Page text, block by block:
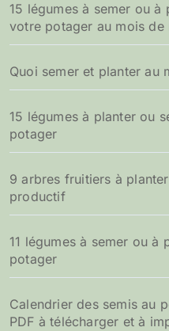
15 légumes à semer ou
votre potager au mois de
Quoi semer et planter au
15 légumes à planter ou
potager
9 arbres fruitiers à
productif
11 légumes à semer ou à
potager
Calendrier des semis au
PDF à télécharger et à